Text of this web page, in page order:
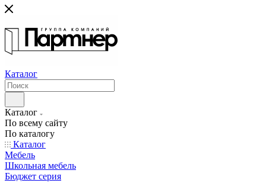
Каталог
Каталог
По всему сайту
По каталогу
Каталог
Мебель
Школьная мебель
Бюджет серия